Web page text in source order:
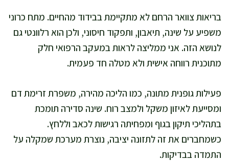
בריאות צוואר הרחם לא מתקיימת בבידוד מהחיים. מתח כרוני
משפיע על שינה, תיאבון, ותפקוד חיסוני, ולכן הוא רלוונטי גם
לנושא הזה. אני ממליצה לראות במעקב הרפואי חלק
מתוכנית רווחה אישית ולא מטלה חד פעמית.
פעילות גופנית מתונה, כמו הליכה מהירה, משפרת זרימת דם
ומסייעת לאיזון משקל ולמצב רוח. שינה סדירה תומכת
בתהליכי תיקון בגוף ומפחיתה רגישות לכאב וללחץ.
כשמחברים את זה לתזונה יציבה, נוצרת מערכת שמקלה על
התמדה בבדיקות.